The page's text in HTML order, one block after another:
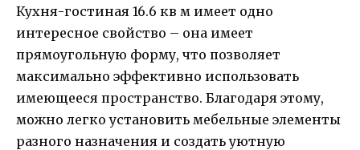
Кухня-гостиная 16.6 кв м имеет одно
интересное свойство – она имеет
прямоугольную форму, что позволяет
максимально эффективно использовать
имеющееся пространство. Благодаря этому,
можно легко установить мебельные элементы
разного назначения и создать уютную